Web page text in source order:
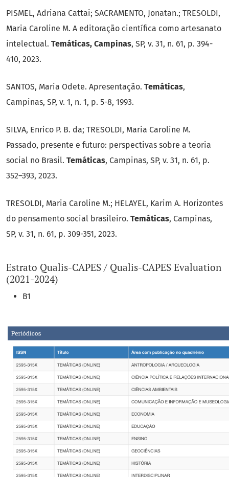
PISMEL, Adriana Cattai; SACRAMENTO, Jonatan.; TRESOLDI,
Maria Caroline M. A editoração científica como artesanato
intelectual. Temáticas, Campinas, SP, v. 31, n. 61, p. 394-
410, 2023.
SANTOS, Maria Odete. Apresentação. Temáticas,
Campinas, SP, v. 1, n. 1, p. 5-8, 1993.
SILVA, Enrico P. B. da; TRESOLDI, Maria Caroline M.
Passado, presente e futuro: perspectivas sobre a teoria
social no Brasil. Temáticas, Campinas, SP, v. 31, n. 61, p.
352–393, 2023.
TRESOLDI, Maria Caroline M.; HELAYEL, Karim A. Horizontes
do pensamento social brasileiro. Temáticas, Campinas,
SP, v. 31, n. 61, p. 309-351, 2023.
Estrato Qualis-CAPES / Qualis-CAPES Evaluation
(2021-2024)
B1